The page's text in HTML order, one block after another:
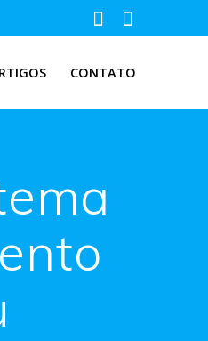
CONTATO